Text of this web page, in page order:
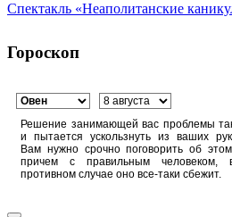
Спектакль «Неаполитанские
Гороскоп
Решение занимающей вас проблемы
и пытается ускользнуть из ваших рук.
Вам нужно срочно поговорить об этом,
причем с правильным человеком,
противном случае оно все-таки сбежит.